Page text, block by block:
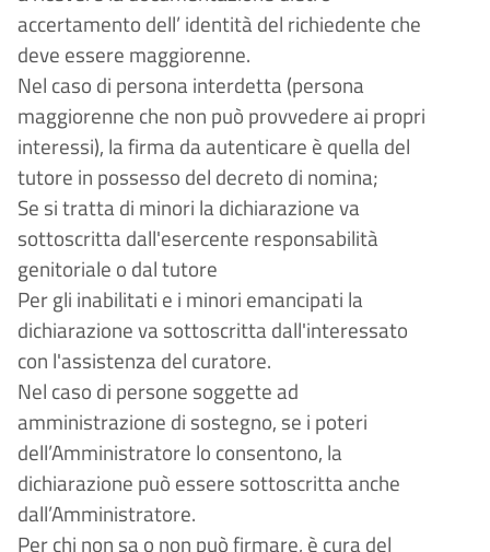
accertamento dell’ identità del richiedente che
deve essere maggiorenne.
Nel caso di persona interdetta (persona
maggiorenne che non può provvedere ai propri
interessi), la firma da autenticare è quella del
tutore in possesso del decreto di nomina;
Se si tratta di minori la dichiarazione va
sottoscritta dall'esercente responsabilità
genitoriale o dal tutore
Per gli inabilitati e i minori emancipati la
dichiarazione va sottoscritta dall'interessato
con l'assistenza del curatore.
Nel caso di persone soggette ad
amministrazione di sostegno, se i poteri
dell’Amministratore lo consentono, la
dichiarazione può essere sottoscritta anche
dall’Amministratore.
Per chi non sa o non può firmare, è cura del